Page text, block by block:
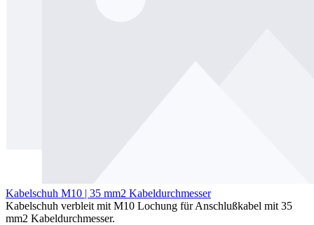
Kabelschuh M10 | 35 mm2 Kabeldurchmesser
Kabelschuh verbleit mit M10 Lochung für Anschlußkabel mit 35
mm2 Kabeldurchmesser.